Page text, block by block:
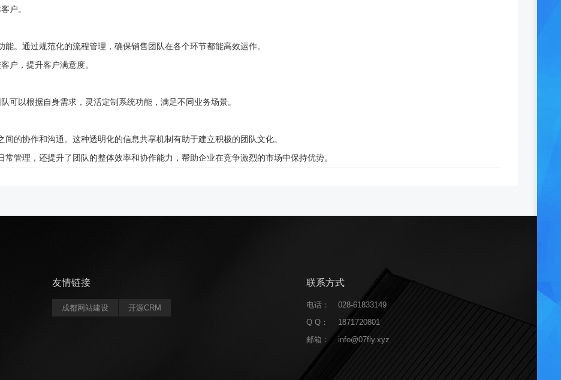
户。
。通过规范化的流程管理，确保销售团队在各个环节都能高效运作。
户，提升客户满意度。
可以根据自身需求，灵活定制系统功能，满足不同业务场景。
间的协作和沟通。这种透明化的信息共享机制有助于建立积极的团队文化。
常管理，还提升了团队的整体效率和协作能力，帮助企业在竞争激烈的市场中保持优势。
友情链接
成都网站建设 开源CRM
联系方式
电话：
028-61833149
Q Q：
1871720801
邮箱：
info@07fly.xyz